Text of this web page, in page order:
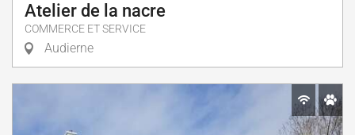
Atelier de la nacre
COMMERCE ET SERVICE
Audierne